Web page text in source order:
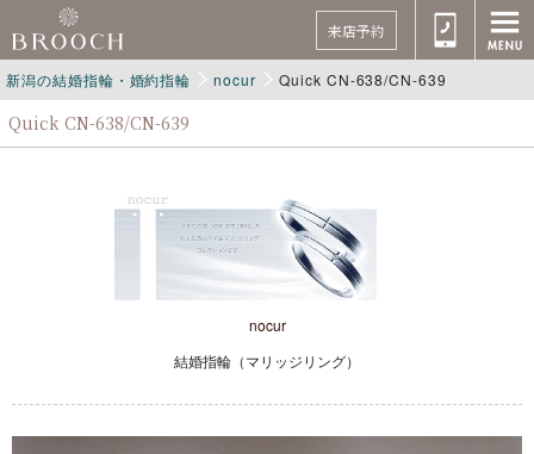
来店予約
新潟の結婚指輪・婚約指輪 nocur Quick CN-638/CN-639
Quick CN-638/CN-639
nocur
結婚指輪（マリッジリング）